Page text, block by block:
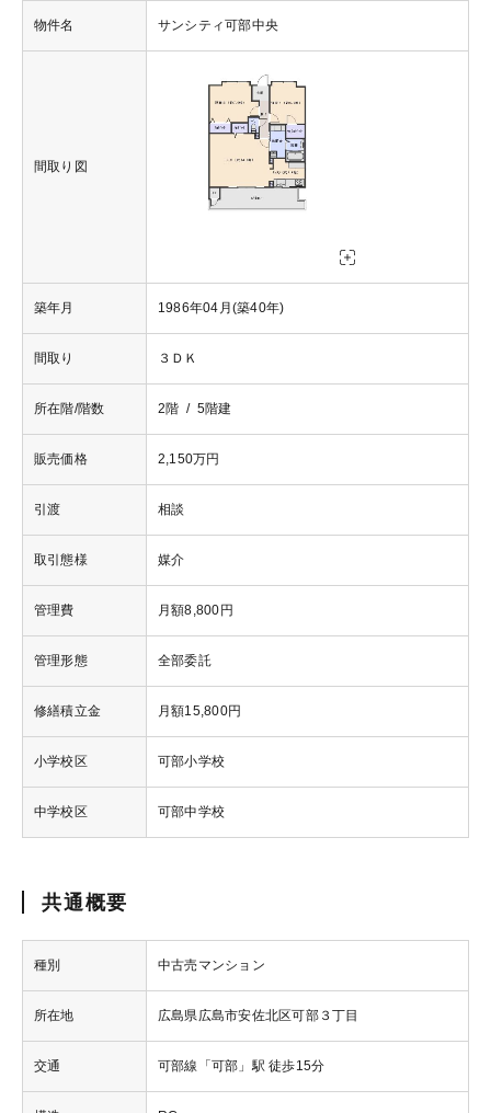
物件名 サンシティ可部中央
間取り図
築年月 1986年04月(築40年)
間取り ３ＤＫ
所在階/階数 2階 / 5階建
販売価格 2,150万円
引渡 相談
取引態様 媒介
管理費 月額8,800円
管理形態 全部委託
修繕積立金 月額15,800円
小学校区 可部小学校
中学校区 可部中学校
共通概要
種別 中古売マンション
所在地 広島県広島市安佐北区可部３丁目
交通 可部線「可部」駅 徒歩15分